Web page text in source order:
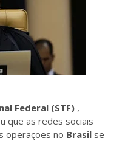
Federal (STF) ,
que as redes sociais
operações no Brasil se